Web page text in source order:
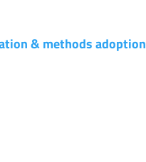
& methods adoption